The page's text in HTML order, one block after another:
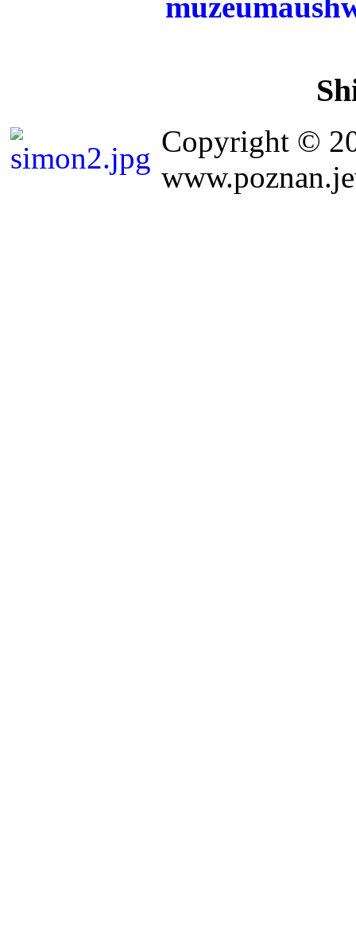
Copyright ©